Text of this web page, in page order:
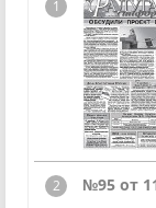
№95 от